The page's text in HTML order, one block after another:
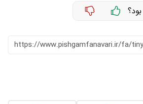
https://www.pishgamfanavari.ir/fa/